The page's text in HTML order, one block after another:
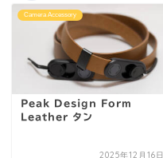
Camera Accessory
Peak Design Form
Leather タン
2025年12月16日